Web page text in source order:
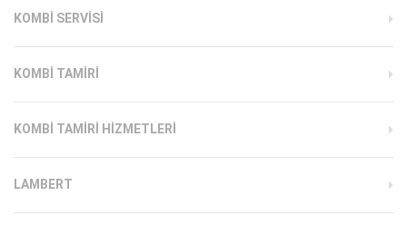
KOMBI SERVISI
KOMBI TAMIRI
KOMBI TAMIRI HIZMETLERI
LAMBERT